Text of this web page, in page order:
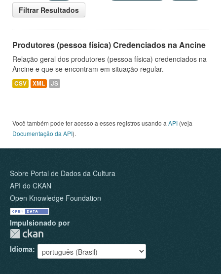
Filtrar Resultados
Produtores (pessoa física) Credenciados na Ancine
Relação geral dos produtores (pessoa física) credenciados na
Ancine e que se encontram em situação regular.
CSV XML JS
Você também pode ter acesso a esses registros usando a API (veja
Documentação da API).
Sobre Portal de Dados da Cultura
API do CKAN
Open Knowledge Foundation
Impulsionado por
Idioma